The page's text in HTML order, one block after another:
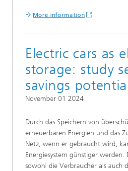
More information
Electric cars as
storage: study
savings
November 01 2024
Durch das Speichern von
erneuerbaren Energien und das
Netz, wenn er gebraucht wird,
Energiesystem günstiger werden.
sowohl die Verbraucher als auch